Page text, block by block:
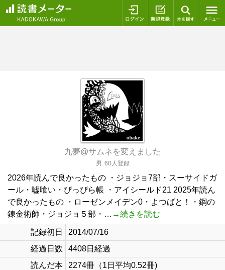
ログイン 新規登録
九夢@サムネを変えました
男 60人登録
2026年読んで良かったもの ・ジョジョ7部・スーサイドガ
ール・嘘喰い・ぴっぴら帳 ・アイシールド21 2025年読ん
で良かったもの ・ローゼンメイデン0・よつばと！・鋼の
錬金術師・ジョジョ５部・… →続きを読む
記録初日
2014/07/16
経過日数
4408日経過
読んだ本
2274冊（1日平均0.52冊)